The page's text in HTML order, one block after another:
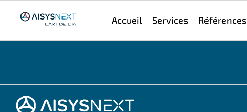
Accueil Services Références